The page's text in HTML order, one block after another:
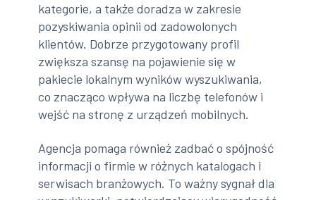
kategorie, a także doradza w zakresie
pozyskiwania opinii od zadowolonych
klientów. Dobrze przygotowany profil
zwiększa szansę na pojawienie się w
pakiecie lokalnym wyników wyszukiwania,
co znacząco wpływa na liczbę telefonów i
wejść na stronę z urządzeń mobilnych.
Agencja pomaga również zadbać o spójność
informacji o firmie w różnych katalogach i
serwisach branżowych. To ważny sygnał dla